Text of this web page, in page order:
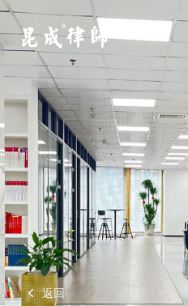
江苏昆成律师事务所
返回